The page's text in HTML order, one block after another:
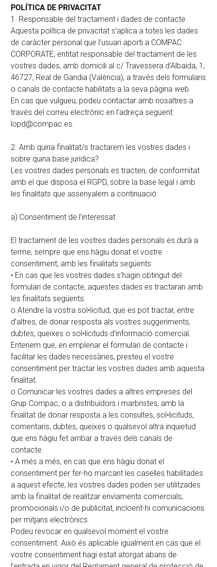
POLÍTICA DE PRIVACITAT
1. Responsable del tractament i dades de contacte
Aquesta política de privacitat s’aplica a totes les dades
de caràcter personal que l’usuari aporti a COMPAC
CORPORATE, entitat responsable del tractament de les
vostres dades, amb domicili al c/ Travessera d’Albaida, 1,
46727, Real de Gandia (València), a través dels formularis
o canals de contacte habilitats a la seva pàgina web.
En cas que vulgueu, podeu contactar amb nosaltres a
través del correu electrònic en l’adreça següent:
lopd@compac.es.
2. Amb quina finalitat/s tractarem les vostres dades i
sobre quina base jurídica?
Les vostres dades personals es tracten, de conformitat
amb el que disposa el RGPD, sobre la base legal i amb
les finalitats que assenyalem a continuació:
a) Consentiment de l’interessat
El tractament de les vostres dades personals es durà a
terme, sempre que ens hàgiu donat el vostre
consentiment, amb les finalitats següents:
• En cas que les vostres dades s’hagin obtingut del
formulari de contacte, aquestes dades es tractaran amb
les finalitats següents:
o Atendre la vostra sol•licitud, que es pot tractar, entre
d’altres, de donar resposta als vostres suggeriments,
dubtes, queixes o sol•licituds d’informació comercial.
Entenem que, en emplenar el formulari de contacte i
facilitar les dades necessàries, presteu el vostre
consentiment per tractar les vostres dades amb aquesta
finalitat.
o Comunicar les vostres dades a altres empreses del
Grup Compac, o a distribuïdors i marbristes, amb la
finalitat de donar resposta a les consultes, sol•licituds,
comentaris, dubtes, queixes o qualsevol altra inquietud
que ens hàgiu fet arribar a través dels canals de
contacte.
• A més a més, en cas que ens hàgiu donat el
consentiment per fer-ho marcant les caselles habilitades
a aquest efecte, les vostres dades poden ser utilitzades
amb la finalitat de realitzar enviaments comercials,
promocionals i/o de publicitat, incloent-hi comunicacions
per mitjans electrònics.
Podeu revocar en qualsevol moment el vostre
consentiment. Això és aplicable igualment en cas que el
vostre consentiment hagi estat atorgat abans de